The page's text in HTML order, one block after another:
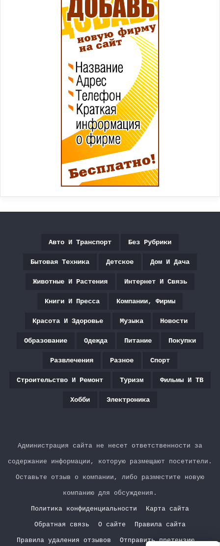
Авто И Транспорт Без Рубрики
Бытовая Техника Детское Дом И Дача
Животные И Растения Интернет И Связь
Книги И Пресса Компании, Фирмы
Красота И Здоровье Музыка Новости
Образование Одежда Питание Покупки
Развлечения Разное Спорт
Строительство И Ремонт Туризм Фильмы И ТВ
Хобби Электроника
Администрация сайта не несет ответственности за
содержание информации, которую размещают посетители.
Оставьте отзыв о компании, либо разместите новую
компанию для обсуждения.
Политика конфиденциальности Карта сайта
Обратная связь О сайте Правила сайта
Правила удаления отзывов
Отправить претензию